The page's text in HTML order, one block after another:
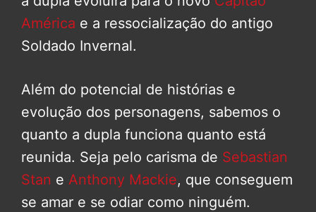
América e a ressocialização do antigo
Soldado Invernal.
Além do potencial de histórias e
evolução dos personagens, sabemos o
quanto a dupla funciona quanto está
reunida. Seja pelo carisma de Sebastian
Stan e Anthony Mackie, que conseguem
se amar e se odiar como ninguém.